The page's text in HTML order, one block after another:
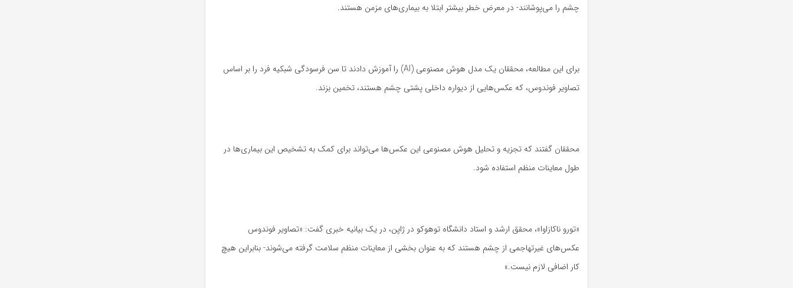
چشم را می‌پوشانند- در معرض خطر بیشتر ابتلا به بیماری‌های مزمن هستند.
برای این مطالعه، محققان یک مدل هوش مصنوعی (AI) را آموزش دادند تا سن فرسودگی شبکیه فرد را بر اساس
تصاویر فوندوس، که عکس‌هایی از دیواره داخلی پشتی چشم هستند، تخمین بزند.
محققان گفتند که تجزیه و تحلیل هوش مصنوعی این عکس‌ها می‌تواند برای کمک به تشخیص این بیماری‌ها در
طول معاینات منظم استفاده شود.
«تورو ناکازاوا»، محقق ارشد و استاد دانشگاه توهوکو در ژاپن، در یک بیانیه خبری گفت: «تصاویر فوندوس
عکس‌های غیرتهاجمی از چشم هستند که به عنوان بخشی از معاینات منظم سلامت گرفته می‌شوند- بنابراین هیچ
کار اضافی لازم نیست.»